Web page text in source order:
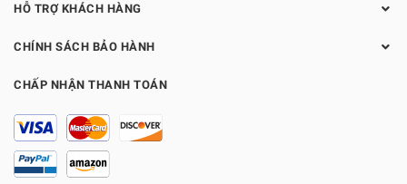
HỖ TRỢ KHÁCH HÀNG
CHÍNH SÁCH BẢO HÀNH
CHẤP NHẬN THANH TOÁN